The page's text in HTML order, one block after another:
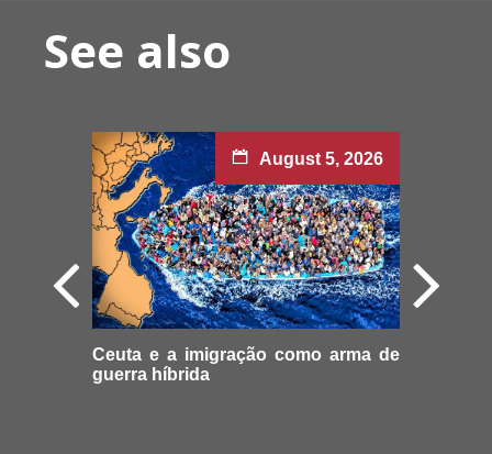
See also
August 5, 2026
Ceuta e a imigração como arma de
guerra híbrida